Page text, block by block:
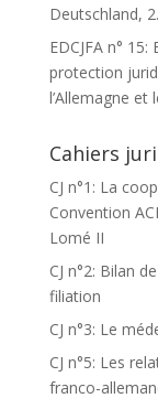
Deutschland,
EDCJFA n°
protection
l’Allemagne et
Cahiers
CJ n°1: La
Convention
Lomé II
CJ n°2: Bilan
filiation
CJ n°3: Le
CJ n°5: Les
franco-